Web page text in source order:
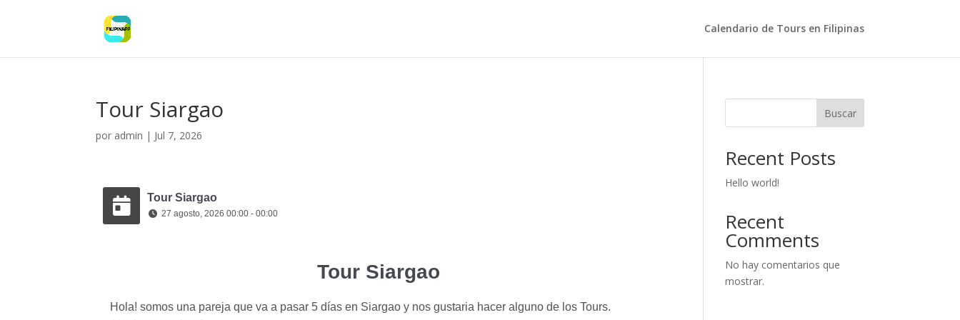
Calendario de Tours en Filipinas
Tour Siargao
por admin | Jul 7, 2026
Tour Siargao
27 agosto, 2026 00:00 - 00:00
Tour Siargao
Hola! somos una pareja que va a pasar 5 días en Siargao y nos gustaria hacer alguno de los Tours.
Buscar
Recent Posts
Hello world!
Recent
Comments
No hay comentarios que
mostrar.